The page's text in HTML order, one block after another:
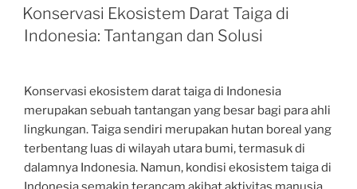
ON
Konservasi Ekosistem Darat Taiga di
Indonesia: Tantangan dan Solusi
Konservasi ekosistem darat taiga di Indonesia
merupakan sebuah tantangan yang besar bagi para ahli
lingkungan. Taiga sendiri merupakan hutan boreal yang
terbentang luas di wilayah utara bumi, termasuk di
dalamnya Indonesia. Namun, kondisi ekosistem taiga di